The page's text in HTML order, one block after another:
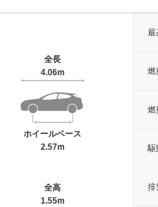
全長
4.06m
ホイールベース
2.57m
全高
1.55m
最
燃
燃
駆
排